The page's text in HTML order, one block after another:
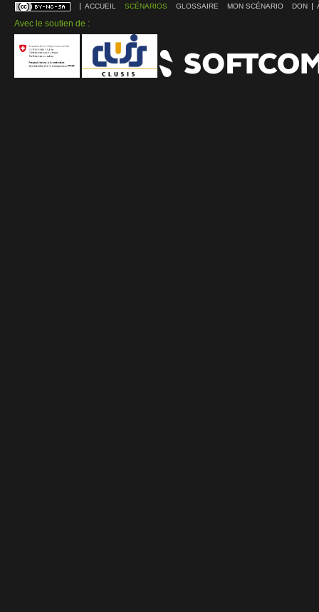
ACCUEIL SCÉNARIOS GLOSSAIRE MON SCÉNARIO DON
Avec le soutien de :